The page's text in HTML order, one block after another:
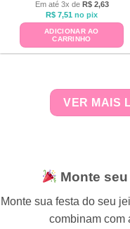
Em até 3x de R$2,63
R$ 7,51 no pix
ADICIONAR AO
CARRINHO
VER MAIS
Monte
Monte sua festa do seu
combinam com